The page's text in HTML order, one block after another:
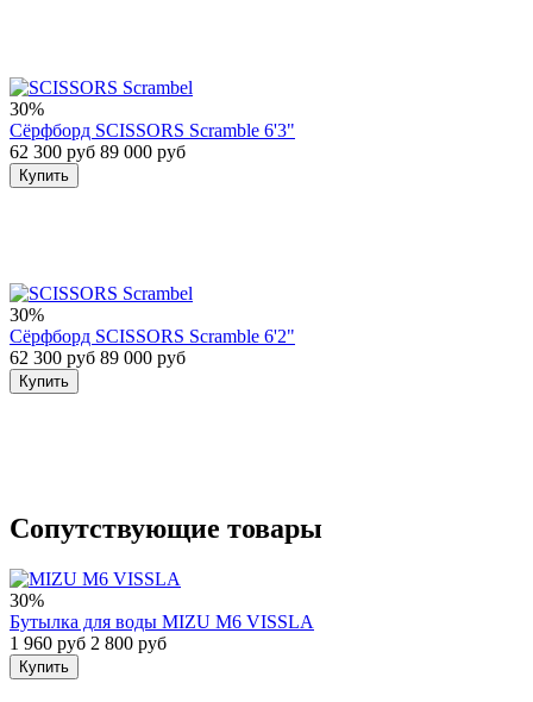
30%
Сёрфборд SCISSORS Scramble 6'3"
62 300 руб 89 000 руб
Купить
30%
Сёрфборд SCISSORS Scramble 6'2"
62 300 руб 89 000 руб
Купить
Сопутствующие товары
30%
Бутылка для воды MIZU M6 VISSLA
1 960 руб 2 800 руб
Купить